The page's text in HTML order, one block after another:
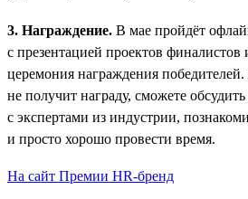
3. Награждение. В мае пройдёт
с презентацией проектов финалистов
церемония награждения
не получит награду, сможете
с экспертами из индустрии,
и просто хорошо провести время.
На сайт Премии HR-бренд